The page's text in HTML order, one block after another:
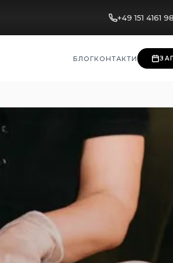
+49 151 4161
БЛОГКОНТАКТИ